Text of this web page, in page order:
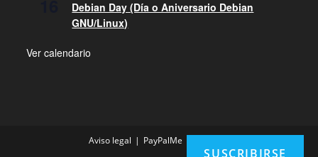
Debian Day (Día o Aniversario Debian
GNU/Linux)
Ver calendario
Aviso legal PayPalMe
SUSCRIBIRSE